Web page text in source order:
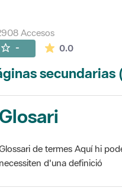
Accesos
- 0.0La
secundarias
Glosari
de termes Aquí hi
necessiten d'una definició